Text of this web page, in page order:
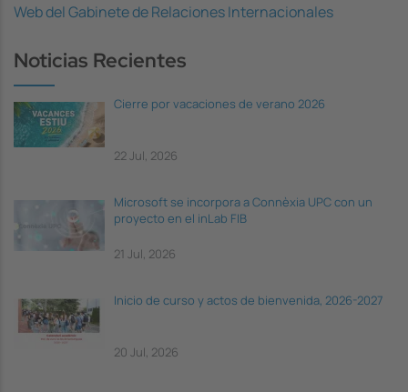
Web del Gabinete de Relaciones Internacionales
Noticias Recientes
Cierre por vacaciones de verano 2026
22 Jul, 2026
Microsoft se incorpora a Connèxia UPC con un
proyecto en el inLab FIB
21 Jul, 2026
Inicio de curso y actos de bienvenida, 2026-2027
20 Jul, 2026